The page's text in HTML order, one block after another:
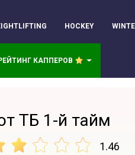
HOCKEY
КАППЕРОВ
ТБ 1-й тайм
1.46